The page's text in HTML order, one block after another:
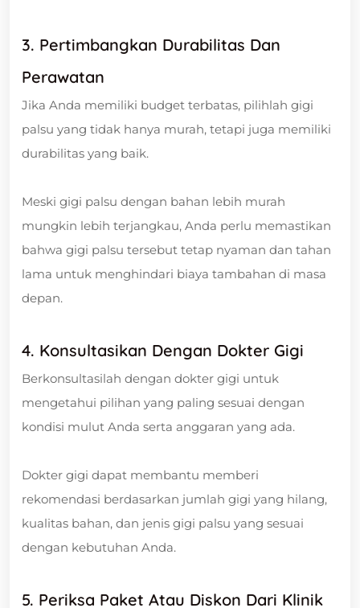
3. Pertimbangkan Durabilitas Dan
Perawatan
Jika Anda memiliki budget terbatas, pilihlah gigi
palsu yang tidak hanya murah, tetapi juga memiliki
durabilitas yang baik.
Meski gigi palsu dengan bahan lebih murah
mungkin lebih terjangkau, Anda perlu memastikan
bahwa gigi palsu tersebut tetap nyaman dan tahan
lama untuk menghindari biaya tambahan di masa
depan.
4. Konsultasikan Dengan Dokter Gigi
Berkonsultasilah dengan dokter gigi untuk
mengetahui pilihan yang paling sesuai dengan
kondisi mulut Anda serta anggaran yang ada.
Dokter gigi dapat membantu memberi
rekomendasi berdasarkan jumlah gigi yang hilang,
kualitas bahan, dan jenis gigi palsu yang sesuai
dengan kebutuhan Anda.
5. Periksa Paket Atau Diskon Dari Klinik